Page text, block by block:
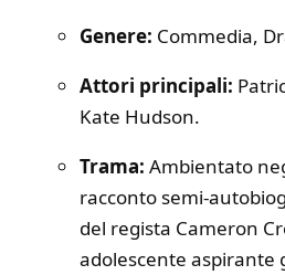
Genere: Commedia,
Attori principali:
Kate Hudson.
Trama: Ambientato
racconto semi-
del regista Cameron
adolescente aspirante